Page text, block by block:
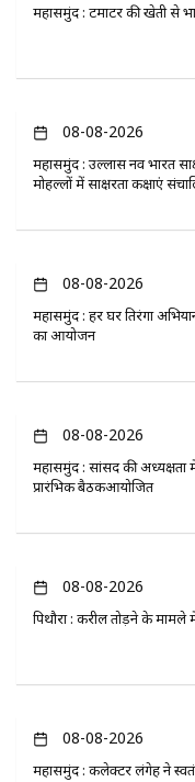
महासमुंद : टमाटर की खेती से
08-08-2026
महासमुंद : उल्लास नव भारत
मोहल्लों में साक्षरता कक्षाएं
08-08-2026
महासमुंद : हर घर तिरंगा
का आयोजन
08-08-2026
महासमुंद : सांसद की अध्यक्षता
प्रारंभिक बैठकआयोजित
08-08-2026
पिथौरा : करील तोड़ने के मामले
08-08-2026
महासमुंद : कलेक्टर लंगेह ने